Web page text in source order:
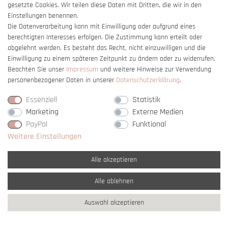
Vertrag widerrufen
* Alle Preise verstehen sich inkl. gesetzl. MwSt. undzzgl. Versandkosten
** Nur innerhalb Deutschlands© copyright 2007-2026 Schmuck Krone / Alle
Rechte vorbehalten / powered bycreateyourtemplate
gesetzte Cookies. Wir teilen diese Daten mit Dritten, die wir in den
Einstellungen benennen.
Die Datenverarbeitung kann mit Einwilligung oder aufgrund eines
berechtigten Interesses erfolgen. Die Zustimmung kann erteilt oder
abgelehnt werden. Es besteht das Recht, nicht einzuwilligen und die
Einwilligung zu einem späteren Zeitpunkt zu ändern oder zu widerrufen.
Beachten Sie unser Impressum und weitere Hinweise zur Verwendung
personenbezogener Daten in unserer Daten­schutz­erklärung.
Essenziell
Statistik
Marketing
Externe Medien
PayPal
Funktional
Weitere Einstellungen
Alle akzeptieren
Alle ablehnen
Auswahl akzeptieren